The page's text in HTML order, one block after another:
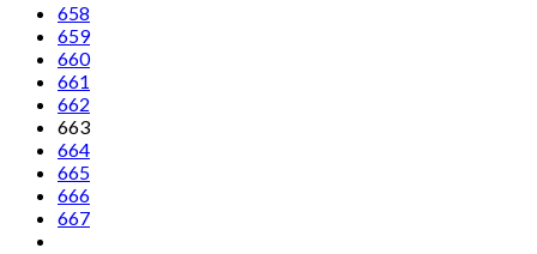
658
659
660
661
662
663
664
665
666
667